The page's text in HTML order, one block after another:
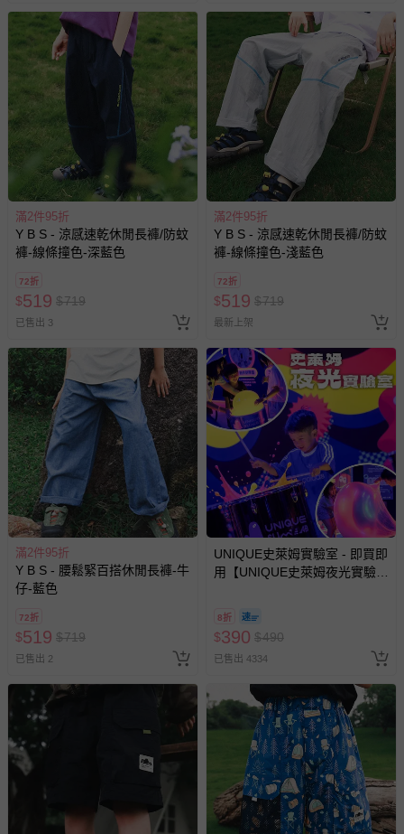
部分商品依據消費者保護法的規定，不適用七天鑑賞期/猶
豫期範圍：
易於腐敗、保存期限較短或解約時即將逾期（例如生鮮
商品、食品等）。
客製化商品（例如客製生日書、姓名貼等）。
報紙、期刊或雜誌（惟書籍如經拆封、使用，則酌收整
新費用）。
經消費者拆封之影音商品或電腦軟體（例如 DVD、CD
等）。
非以有形媒介提供之數位內容或一經提供即為完成之線
已拆封之以下類型商品：
-個人衛生用品（例如尿布、貼身衣物、泳裝、襪子、地
墊、寢具類等）。
-新生兒親膚衣物（嬰幼兒包巾與背巾、包屁衣、學習
褲、紗布衣等）。
-接觸性孕哺產品（奶嘴、奶瓶、擠乳器、哺乳衣、托腹
帶束縛衣、餐搖椅等）。
-其他原廠盒裝商品封口處已貼上「不可拆封」，或具警
示字句等說明貼紙、封條者。
國際航空、客運、訂房等服務。
相關的退換貨辦理流程，可詳見：
其他常見問題：
運送服務：目前提供的運送僅限台灣本島。如您位於離島地
區，可能會無法配送，或須依據商品需加收離島運費。廠商
亦保留出貨與否的權利。離島、偏遠地區、樓層親送等加價
費用，可能會另需加收。
商品實際的配達日期，可於訂單個人資料內的查詢訂單內，
已出貨通知之訊息為主。
如您收到商品，請依正常流程檢查是否完好，若商品遇瑕疵
情形，您可申請更換新品或退貨，請見： 退貨的辦理流程。
若您對於會員帳號、商品訂購與資訊、購物流程、付款方
式、折價券與購物金的使用、退貨及商品運送方式等有疑
滿2件95折
Y B S - 涼感速乾休閒長褲/防蚊
褲-線條撞色-深藍色
72折
$519 $719
已售出 3
滿2件95折
Y B S - 涼感速乾休閒長褲/防蚊
褲-線條撞色-淺藍色
72折
$519 $719
最新上架
滿2件95折
Y B S - 腰鬆緊百搭休閒長褲-牛
仔-藍色
72折
$519 $719
已售出 2
UNIQUE史萊姆實驗室 - 即買即
用【UNIQUE史萊姆夜光實驗室
8/30 (電子票券，於展期現場憑
訂單編號兌換，逾期作廢) (大
人小孩均一價(3歲以上需購票))
8折
$390 $490
已售出 4334